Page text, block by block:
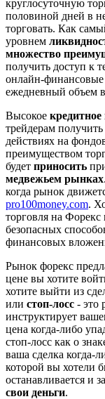
круглосуточную
половиной дней в
торговать. Как
уровнем
множество
получить доступ к
онлайн-
ежедневный объем
Высокое кредитное
трейдерам
действиях на
преимуществом
будет приносить
медвежьем рынках
когда рынок
pro100money.com.
торговля на Форекс
безопасных
финансовых
Рынок форекс
цене вы хотите
хотите выйти из
или стоп-лосс - это
инструктирует
цена когда-либо
стоп-лосс как о
ваша сделка когда-
которой вы хотели
останавливается и
свои деньги.